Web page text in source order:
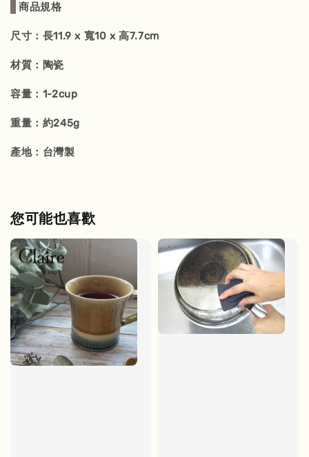
商品規格
尺寸：長11.9 x 寬10 x 高7.7cm
材質：陶瓷
容量：1-2cup
重量：約245g
產地：台灣製
您可能也喜歡